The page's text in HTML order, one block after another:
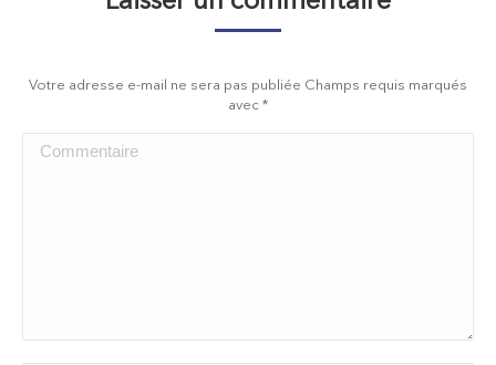
Votre adresse e-mail ne sera pas publiée Champs requis marqués
avec *
Commentaire